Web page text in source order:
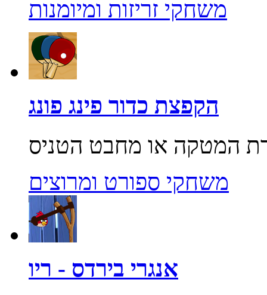
משחקי זריזות ומיומנות
הקפצת כדור פינג פונג
משחקי ספורט ומרוצים
אנגרי בירדס - ריו